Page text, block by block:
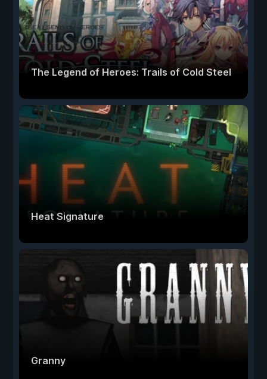
The Legend of Heroes: Trails of Cold Steel
Heat Signature
Granny